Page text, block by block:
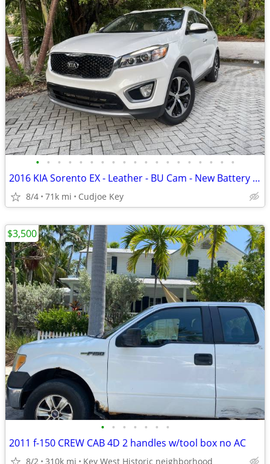
• • • • • • • • • • • • • • • • • • •
2016 KIA Sorento EX - Leather - BU Cam - New Battery - SXM - 71K Miles
8/4 71k mi Cudjoe Key
• • • • • • •
2011 f-150 CREW CAB 4D 2 handles w/tool box no AC
8/2 310k mi Key West Historic neighborhood
$3,500